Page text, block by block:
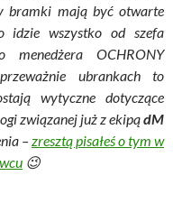
bramki mają być otwarte
idzie wszystko od szefa
menedżera OCHRONY
ubrankach to
wytyczne dotyczące
związanej już z ekipądM
– zresztą pisałeś o tym w
😉